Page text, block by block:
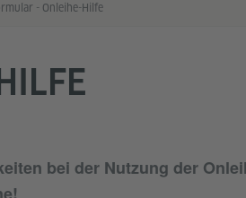
- Onleihe-Hilfe
bei der Nutzung der